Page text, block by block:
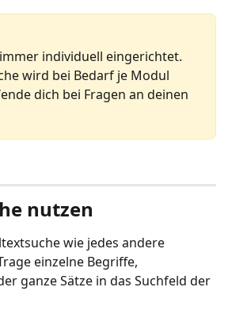
individuell eingerichtet.
wird bei Bedarf je Modul
dich bei Fragen an deinen
nutzen
wie jedes andere
einzelne Begriffe,
ganze Sätze in das Suchfeld der